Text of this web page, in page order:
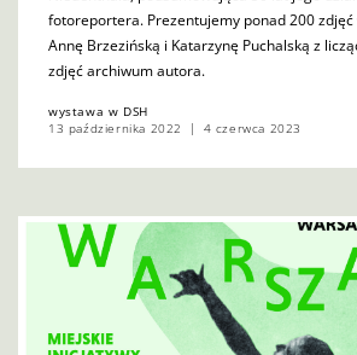
fotoreportera. Prezentujemy ponad 200
Annę Brzezińską i Katarzynę Puchalską z
zdjęć archiwum autora.
wystawa w DSH
13 października 2022
4 czerwca 2023